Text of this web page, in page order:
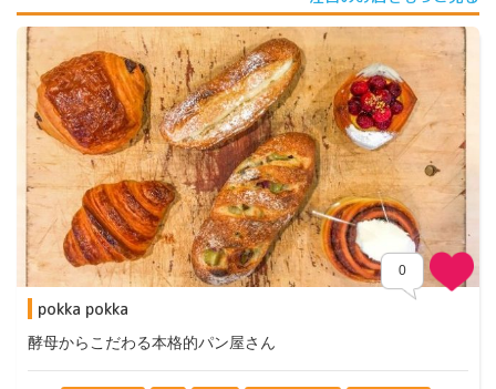
0
pokka pokka
酵母からこだわる本格的パン屋さん